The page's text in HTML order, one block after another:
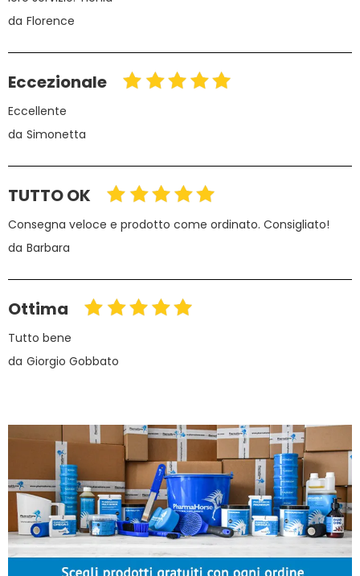
da Florence
Eccezionale
Eccellente
da Simonetta
TUTTO OK
Consegna veloce e prodotto come ordinato. Consigliato!
da Barbara
Ottima
Tutto bene
da Giorgio Gobbato